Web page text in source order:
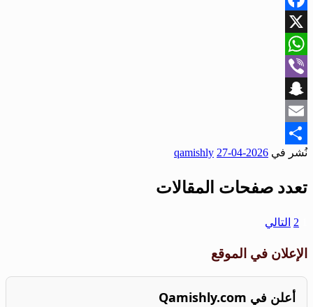
Facebook
X
WhatsApp
Viber
Snapchat
Email
Share
نُشر في 2026-04-27
qamishly
تعدد صفحات المقالات
2 التالي
الإعلان في الموقع
أعلن في Qamishly.com